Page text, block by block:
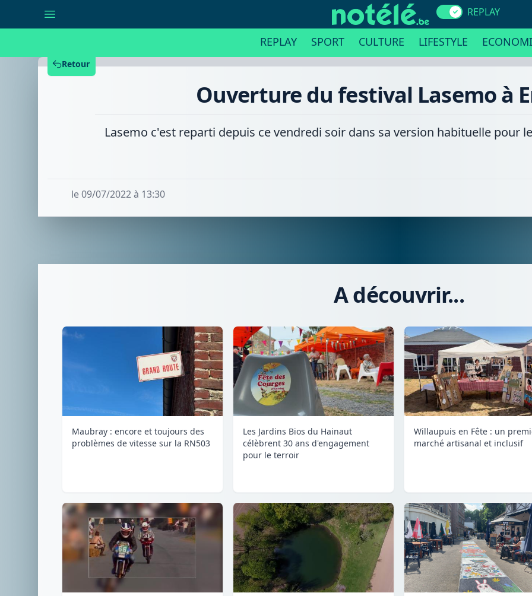
REPLAY
REPLAY SPORT CULTURE LIFESTYLE
Retour
Ouverture du festival Lasemo à
Lasemo c'est reparti depuis ce vendredi soir dans sa version habituelle pour
le 09/07/2022 à 13:30
A découvrir...
Maubray : encore et toujours des
problèmes de vitesse sur la RN503
Les Jardins Bios du Hainaut
célèbrent 30 ans d'engagement
pour le terroir
Willaupuis en Fête : un
marché artisanal et inclusif